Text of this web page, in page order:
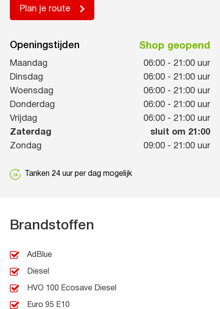
Plan je route
Openingstijden Shop geopend
Maandag 06:00 - 21:00 uur
Dinsdag
06:00 - 21:00 uur
Woensdag
06:00 - 21:00 uur
Donderdag
06:00 - 21:00 uur
Vrijdag
06:00 - 21:00 uur
Zaterdag
sluit om 21:00
Zondag
09:00 - 21:00 uur
Tanken 24 uur per dag mogelijk
Brandstoffen
AdBlue
Diesel
HVO 100 Ecosave Diesel
Euro 95 E10